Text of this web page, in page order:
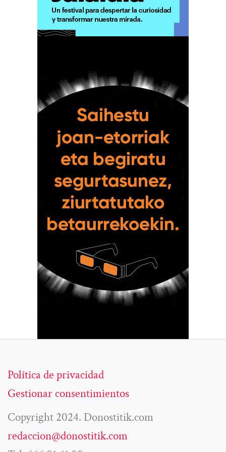
Política de privacidad
Gestionar consentimientos
Copyright 2024. Donostitik.com
redaccion@donostitik.com